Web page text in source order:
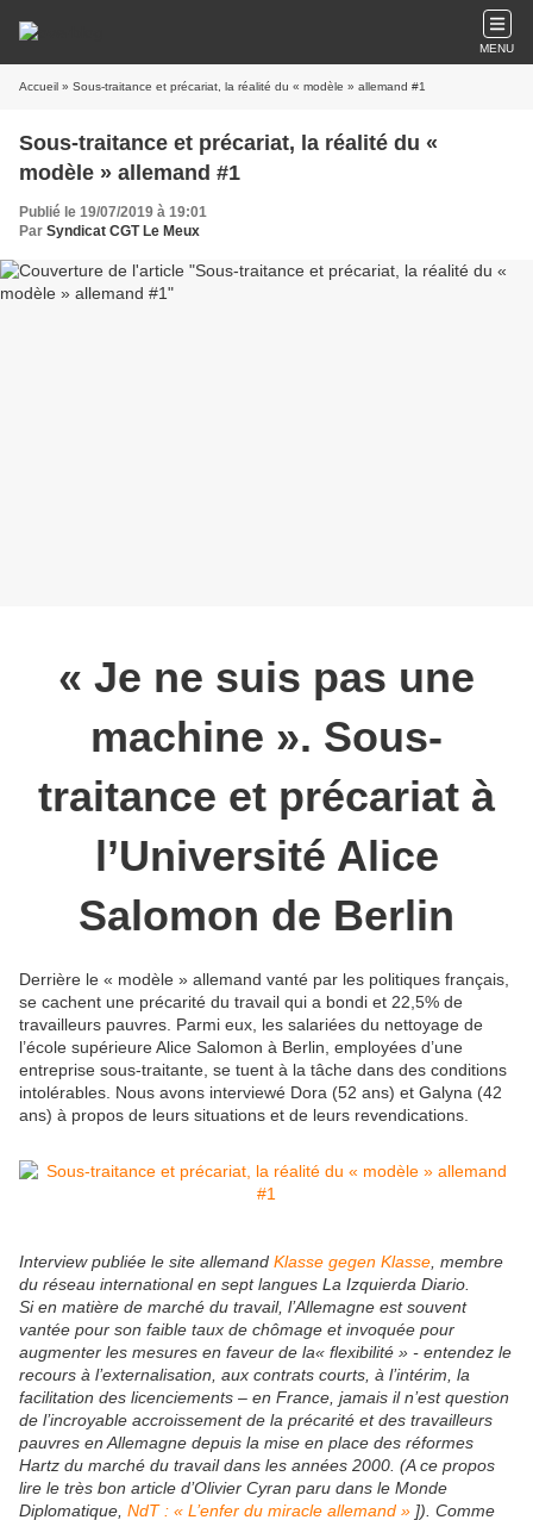
MENU
Accueil » Sous-traitance et précariat, la réalité du « modèle » allemand #1
Sous-traitance et précariat, la réalité du «
modèle » allemand #1
Publié le 19/07/2019 à 19:01
Par Syndicat CGT Le Meux
« Je ne suis pas une
machine ». Sous-
traitance et précariat à
l’Université Alice
Salomon de Berlin
Derrière le « modèle » allemand vanté par les politiques français,
se cachent une précarité du travail qui a bondi et 22,5% de
travailleurs pauvres. Parmi eux, les salariées du nettoyage de
l’école supérieure Alice Salomon à Berlin, employées d’une
entreprise sous-traitante, se tuent à la tâche dans des conditions
intolérables. Nous avons interviewé Dora (52 ans) et Galyna (42
ans) à propos de leurs situations et de leurs revendications.
Interview publiée le site allemand Klasse gegen Klasse , membre
du réseau international en sept langues La Izquierda Diario
Si en matière de marché du travail, l’Allemagne est souvent
vantée pour son faible taux de chômage et invoquée pour
augmenter les mesures en faveur de la« flexibilité » - entendez le
recours à l’externalisation, aux contrats courts, à l’intérim, la
facilitation des licenciements – en France, jamais il n’est question
de l’incroyable accroissement de la précarité et des travailleurs
pauvres en Allemagne depuis la mise en place des réformes
Hartz du marché du travail dans les années 2000. (A ce propos
lire le très bon article d’Olivier Cyran paru dans le Monde
Diplomatique NdT : « L’enfer du miracle allemand » ]). Comme